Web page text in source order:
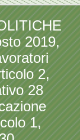
2019,
2,
28
1,